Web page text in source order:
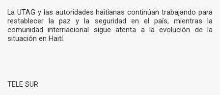
La UTAG y las autoridades haitianas continúan trabajando para
restablecer la paz y la seguridad en el país, mientras la
comunidad internacional sigue atenta a la evolución de la
situación en Haití.
TELE SUR